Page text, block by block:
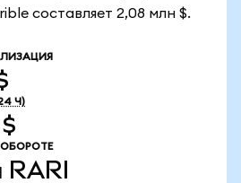
составляет 2,08 млн $.
Ч)
RARI